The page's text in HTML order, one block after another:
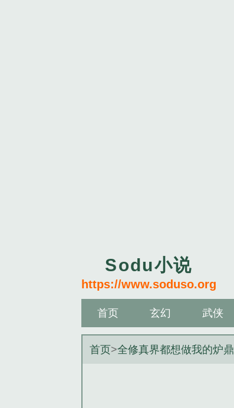
Sodu小说
https://www.soduso.org
首页 玄幻 武侠
首页>全修真界都想做我的炉鼎